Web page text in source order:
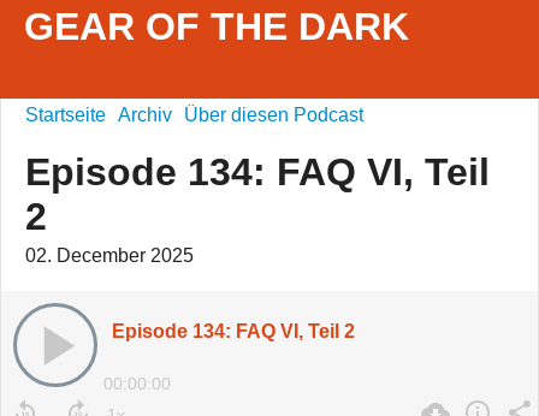
GEAR OF THE DARK
Startseite Archiv Über diesen Podcast
Episode 134: FAQ VI, Teil
2
02. December 2025
Episode 134: FAQ VI, Teil 2
00:00:00